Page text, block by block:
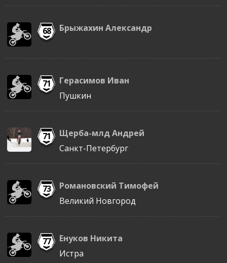
68 Брыжахин Александр
71
Герасимов Иван
Пушкин
71
Щерба-млд Андрей
Санкт-Петербург
73
Романовский Тимофей
Великий Новгород
77
Енуков Никита
Истра